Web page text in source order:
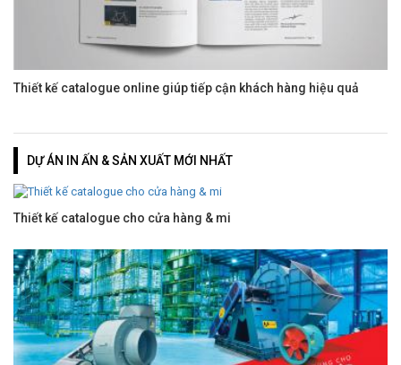
Thiết kế catalogue online giúp tiếp cận khách hàng hiệu quả
DỰ ÁN IN ẤN & SẢN XUẤT MỚI NHẤT
Thiết kế catalogue cho cửa hàng & mi